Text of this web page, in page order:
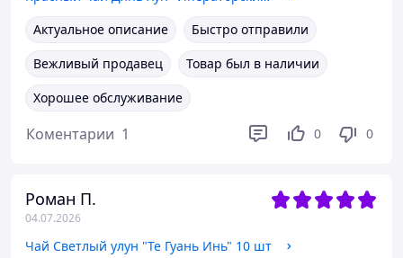
Актуальное описание
Быстро отправили
Вежливый продавец
Товар был в наличии
Хорошее обслуживание
Коментарии 1 0 0
Роман П.
04.07.2026
Чай Светлый улун "Те Гуань Инь" 10 шт